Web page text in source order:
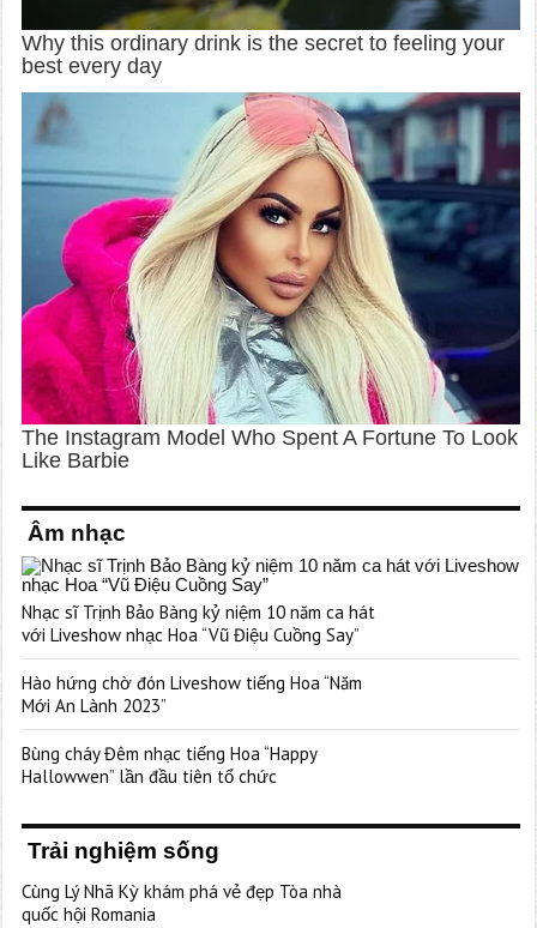
Âm nhạc
Nhạc sĩ Trịnh Bảo Bàng kỷ niệm 10 năm ca hát
với Liveshow nhạc Hoa “Vũ Điệu Cuồng Say”
Hào hứng chờ đón Liveshow tiếng Hoa “Năm
Mới An Lành 2023”
Bùng cháy Đêm nhạc tiếng Hoa “Happy
Hallowwen” lần đầu tiên tổ chức
Trải nghiệm sống
Cùng Lý Nhã Kỳ khám phá vẻ đẹp Tòa nhà
quốc hội Romania